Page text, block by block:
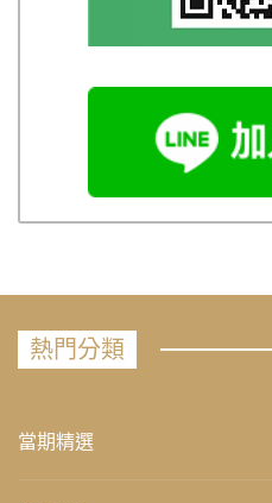
熱門分類
當期精選